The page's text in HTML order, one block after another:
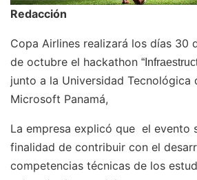
Redacción
Copa Airlines realizará los días 30
de octubre el hackathon
junto a la Universidad Tecnológica
Microsoft Panamá,
La empresa explicó que el evento
finalidad de contribuir con el
competencias técnicas de los